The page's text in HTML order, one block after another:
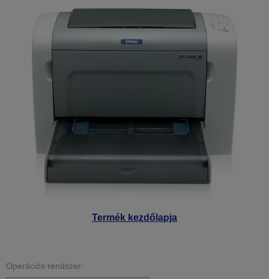
Termék kezdőlapja
Operációs rendszer: